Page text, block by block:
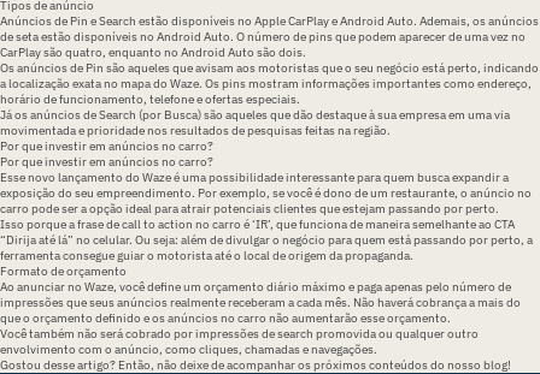
Tipos de anúncio
Anúncios de Pin e Search estão disponíveis no Apple CarPlay e Android Auto. Ademais, os anúncios
de seta estão disponíveis no Android Auto. O número de pins que podem aparecer de uma vez no
CarPlay são quatro, enquanto no Android Auto são dois.
Os anúncios de Pin são aqueles que avisam aos motoristas que o seu negócio está perto, indicando
a localização exata no mapa do Waze. Os pins mostram informações importantes como endereço,
horário de funcionamento, telefone e ofertas especiais.
Já os anúncios de Search (por Busca) são aqueles que dão destaque à sua empresa em uma via
movimentada e prioridade nos resultados de pesquisas feitas na região.
Por que investir em anúncios no carro?
Por que investir em anúncios no carro?
Esse novo lançamento do Waze é uma possibilidade interessante para quem busca expandir a
exposição do seu empreendimento. Por exemplo, se você é dono de um restaurante, o anúncio no
carro pode ser a opção ideal para atrair potenciais clientes que estejam passando por perto.
Isso porque a frase de call to action no carro é ‘IR’, que funciona de maneira semelhante ao CTA
“Dirija até lá” no celular. Ou seja: além de divulgar o negócio para quem está passando por perto, a
ferramenta consegue guiar o motorista até o local de origem da propaganda.
Formato de orçamento
Ao anunciar no Waze, você define um orçamento diário máximo e paga apenas pelo número de
impressões que seus anúncios realmente receberam a cada mês. Não haverá cobrança a mais do
que o orçamento definido e os anúncios no carro não aumentarão esse orçamento.
Você também não será cobrado por impressões de search promovida ou qualquer outro
envolvimento com o anúncio, como cliques, chamadas e navegações.
Gostou desse artigo? Então, não deixe de acompanhar os próximos conteúdos do nosso blog!